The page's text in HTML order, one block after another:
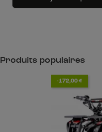
Produits populaires
-172,00 €